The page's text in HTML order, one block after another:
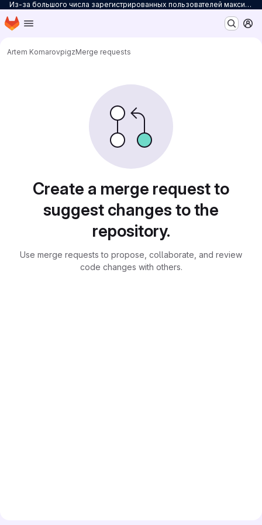
Из-за большого числа зарегистрированных пользователей максимальное количество персональных проектов ограничено до 3. Для снятия ограничений на количество проектов заполните
Skip to main content
Homepage
Artem KomarovpigzMerge requests
Create a merge request to
suggest changes to the
repository.
Use merge requests to propose, collaborate, and review
code changes with others.